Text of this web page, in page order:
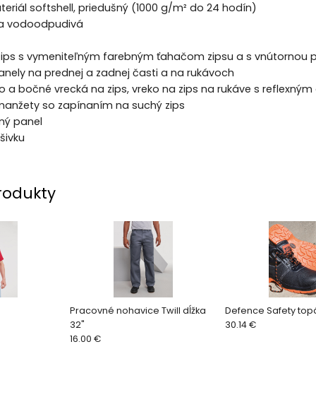
softshell, priedušný (1000 g/m² do 24 hodín)
vodoodpudivá
s vymeniteľným farebným ťahačom zipsu a s vnútornou
na prednej a zadnej časti a na rukávoch
a bočné vrecká na zips, vreko na zips na rukáve s
so zapínaním na suchý zips
panel
Pracovné nohavice Twill dĺžka
32"
16.00 €
Defence Safety
30.14 €